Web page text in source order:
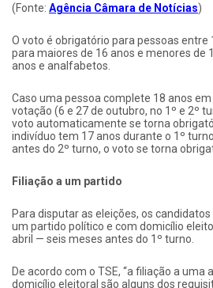
(Fonte: Agência Câmara de Notícias)
O voto é obrigatório para pessoas entre
para maiores de 16 anos e menores de
anos e analfabetos.
Caso uma pessoa complete 18 anos
votação (6 e 27 de outubro, no 1º e 2º
voto automaticamente se torna
indivíduo tem 17 anos durante o 1º
antes do 2º turno, o voto se torna
Filiação a um partido
Para disputar as eleições, os
um partido político e com domicílio
abril — seis meses antes do 1º turno.
De acordo com o TSE, “a filiação a
domicílio eleitoral são alguns dos